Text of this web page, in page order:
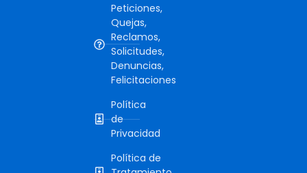
Peticiones,
Quejas,
Reclamos,
Solicitudes,
Denuncias,
Felicitaciones
Política
de
Privacidad
Política de